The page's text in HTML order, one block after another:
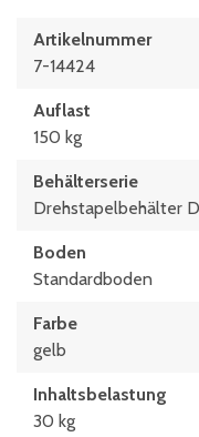
Artikelnummer
7-14424
Auflast
150 kg
Behälterserie
Drehstapelbehälter
Boden
Standardboden
Farbe
gelb
Inhaltsbelastung
30 kg